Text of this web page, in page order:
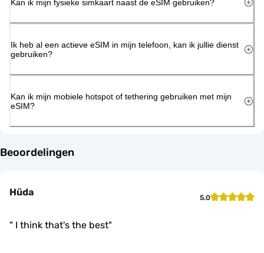
Kan ik mijn fysieke simkaart naast de eSIM gebruiken?
Ik heb al een actieve eSIM in mijn telefoon, kan ik jullie dienst
gebruiken?
Kan ik mijn mobiele hotspot of tethering gebruiken met mijn
eSIM?
Beoordelingen
Hüda 5.0
" I think that's the best"